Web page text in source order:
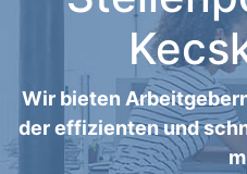
Wir bieten
der effizienten und